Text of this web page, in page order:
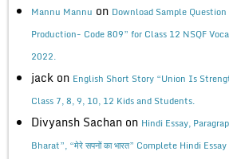
Mannu Mannu on Download Sample Question
Production- Code 809” for Class 12 NSQF
2022.
jack on English Short Story “Union Is
Class 7, 8, 9, 10, 12 Kids and Students.
Divyansh Sachan on Hindi Essay,
Bharat”, “मेरे सपनों का भारत” Complete Hindi